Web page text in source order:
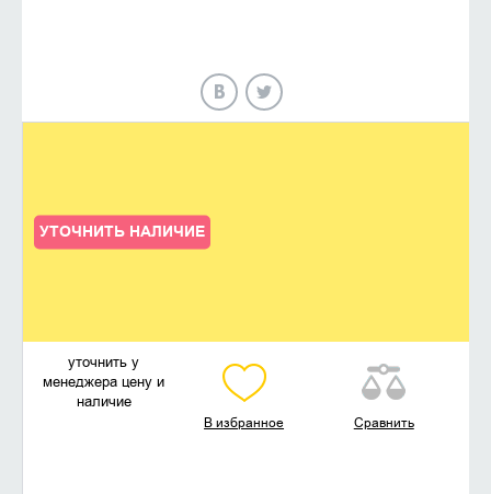
УТОЧНИТЬ НАЛИЧИЕ
уточнить у
менеджера цену и
наличие
В избранное Сравнить